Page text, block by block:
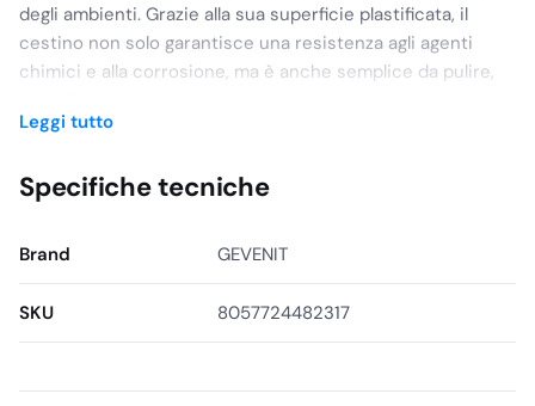
degli ambienti. Grazie alla sua superficie plastificata, il
cestino non solo garantisce una resistenza agli agenti
chimici e alla corrosione, ma è anche semplice da pulire,
tondo assicura che il cestino sia perfettamente integrato
nella struttura del carrello, senza interferire con la mobilità
permette di avere sempre a portata di mano tutto il
necessario per una pulizia efficiente e professionale,
migliorando significativamente la produttività del
personale addetto.
Leggi tutto
Specifiche tecniche
Brand GEVENIT
SKU 8057724482317